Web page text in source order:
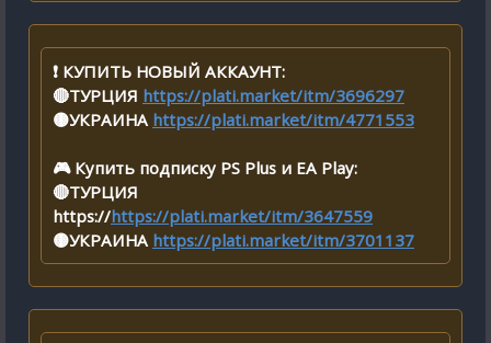
❗️ КУПИТЬ НОВЫЙ АККАУНТ:
🔴ТУРЦИЯ https://plati.market/itm/3696297
🟡УКРАИНА https://plati.market/itm/4771553
🎮 Купить подписку PS Plus и EA Play:
🔴ТУРЦИЯ
https://https://plati.market/itm/3647559
🟡УКРАИНА https://plati.market/itm/3701137